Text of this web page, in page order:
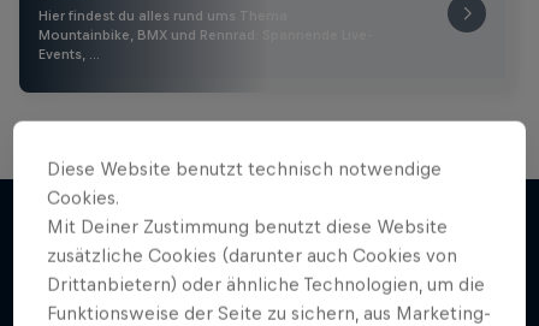
Hier findest du alles rund ums Thema
Mountainbike, BMX und Rennrad: Spannende Live-
Events, …
Weiter geht´s hier
Diese Website benutzt technisch notwendige
Cookies.
Mit Deiner Zustimmung benutzt diese Website
zusätzliche Cookies (darunter auch Cookies von
Drittanbietern) oder ähnliche Technologien, um die
Funktionsweise der Seite zu sichern, aus Marketing-